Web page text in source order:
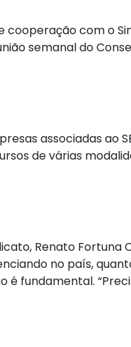
cooperação com o
semanal do
associadas ao
de várias
Renato Fortuna
no país,
é fundamental.